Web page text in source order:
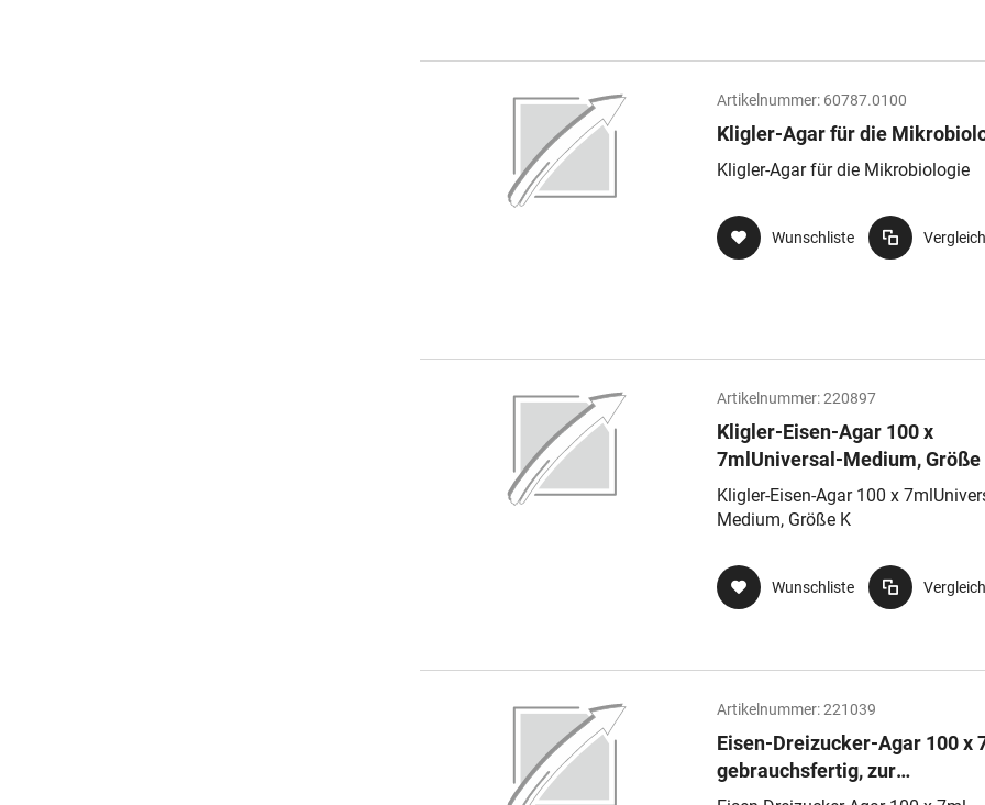
Artikelnummer: 60787.0100
Kligler-Agar für die
Kligler-Agar für die Mikrobiologie
Wunschliste
Artikelnummer:220897
Kligler-Eisen-Agar 100 x
7mlUniversal-Medium, Größe
Kligler-Eisen-Agar 100 x
Medium, Größe K
Wunschliste
Artikelnummer:221039
Eisen-Dreizucker-Agar 100 x
gebrauchsfertig, zur
Differenzierung